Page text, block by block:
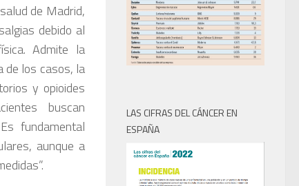
de Madrid,
debido al
Admite la
de los casos, la
y opioides
buscan
fundamental
aunque a
LAS CIFRAS DEL CÁNCER EN
ESPAÑA